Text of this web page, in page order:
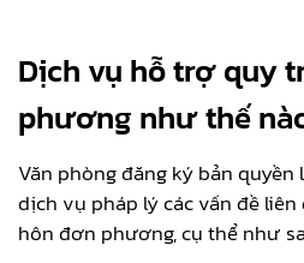
Dịch vụ hỗ trợ quy
phương như thế
Văn phòng đăng ký bản
dịch vụ pháp lý các vấn đề
hôn đơn phương, cụ thể như